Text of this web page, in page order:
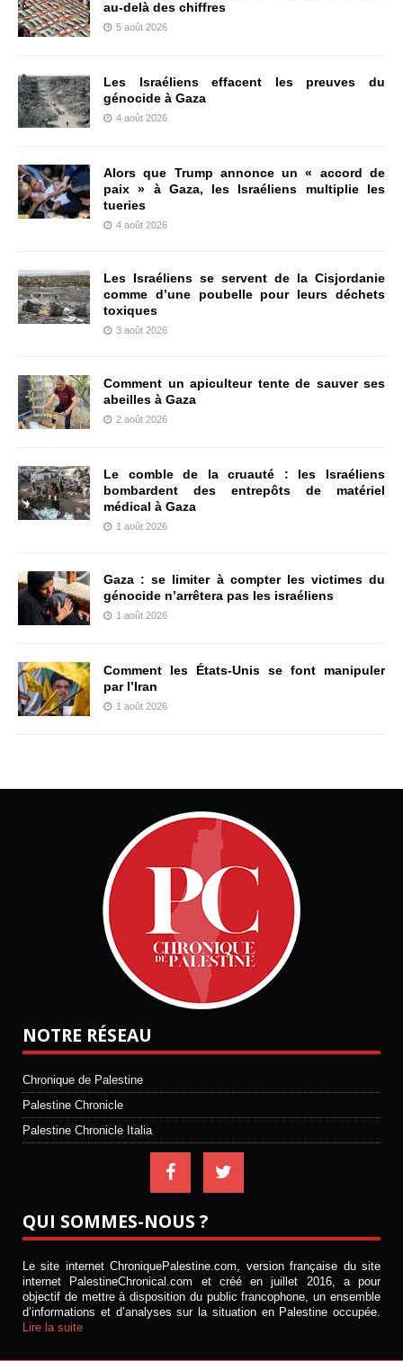
au-delà des chiffres
5 août 2026
Les Israéliens effacent les preuves du
génocide à Gaza
4 août 2026
Alors que Trump annonce un « accord de
paix » à Gaza, les Israéliens multiplie les
tueries
4 août 2026
Les Israéliens se servent de la Cisjordanie
comme d’une poubelle pour leurs déchets
toxiques
3 août 2026
Comment un apiculteur tente de sauver ses
abeilles à Gaza
2 août 2026
Le comble de la cruauté : les Israéliens
bombardent des entrepôts de matériel
médical à Gaza
1 août 2026
Gaza : se limiter à compter les victimes du
génocide n’arrêtera pas les israéliens
1 août 2026
Comment les États-Unis se font manipuler
par l’Iran
1 août 2026
NOTRE RÉSEAU
Chronique de Palestine
Palestine Chronicle
Palestine Chronicle Italia
QUI SOMMES-NOUS ?
Le site internet ChroniquePalestine.com, version française du site
internet PalestineChronical.com et créé en juillet 2016, a pour
objectif de mettre à disposition du public francophone, un ensemble
d’informations et d’analyses sur la situation en Palestine occupée.
Lire la suite